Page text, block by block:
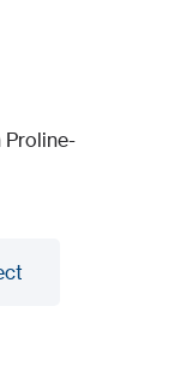
Proline-